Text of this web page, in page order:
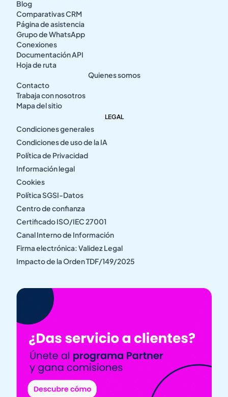
Blog
Comparativas CRM
Página de asistencia
Grupo de WhatsApp
Conexiones
Documentación API
Hoja de ruta
Quienes somos
Contacto
Trabaja con nosotros
Mapa del sitio
LEGAL
Condiciones generales
Condiciones de uso de la IA
Política de Privacidad
Información legal
Cookies
Política SGSI-Datos
Centro de confianza
Certificado ISO/IEC 27001
Canal Interno de Información
Firma electrónica: Validez Legal
Impacto de la Orden TDF/149/2025